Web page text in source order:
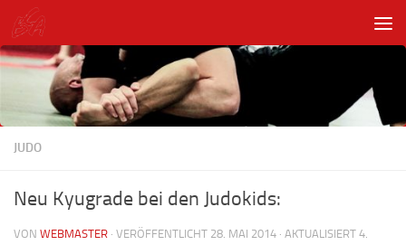
Unter dem Inhalt
JUDO
Neu Kyugrade bei den Judokids:
VON WEBMASTER · VERÖFFENTLICHT 28. MAI 2014 · AKTUALISIERT 4.